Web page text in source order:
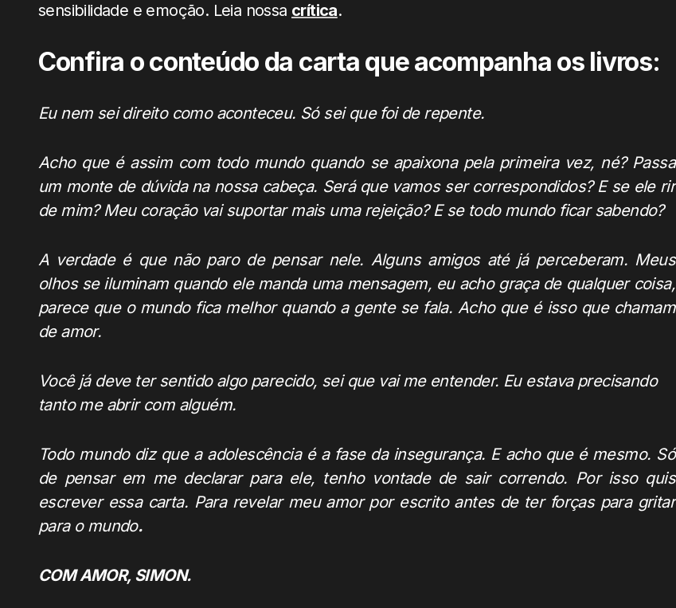
sensibilidade e emoção. Leia nossa crítica.
Confira o conteúdo da carta que acompanha os livros:
Eu nem sei direito como aconteceu. Só sei que foi de repente.
Acho que é assim com todo mundo quando se apaixona pela primeira vez, né? Passa
um monte de dúvida na nossa cabeça. Será que vamos ser correspondidos? E se ele rir
de mim? Meu coração vai suportar mais uma rejeição? E se todo mundo ficar sabendo?
A verdade é que não paro de pensar nele. Alguns amigos até já perceberam. Meus
olhos se iluminam quando ele manda uma mensagem, eu acho graça de qualquer coisa,
parece que o mundo fica melhor quando a gente se fala. Acho que é isso que chamam
de amor.
Você já deve ter sentido algo parecido, sei que vai me entender. Eu estava precisando
tanto me abrir com alguém.
Todo mundo diz que a adolescência é a fase da insegurança. E acho que é mesmo. Só
de pensar em me declarar para ele, tenho vontade de sair correndo. Por isso quis
escrever essa carta. Para revelar meu amor por escrito antes de ter forças para gritar
para o mundo.
COM AMOR, SIMON.